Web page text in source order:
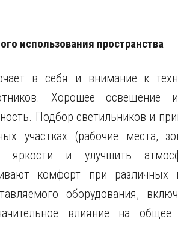
использования пространства
в себя и внимание к
Хорошее освещение и
Подбор светильников и
участках (рабочие места,
яркости и улучшить
комфорт при различных
оборудования,
влияние на общее